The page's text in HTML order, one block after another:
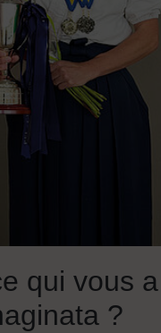
qui vous
?